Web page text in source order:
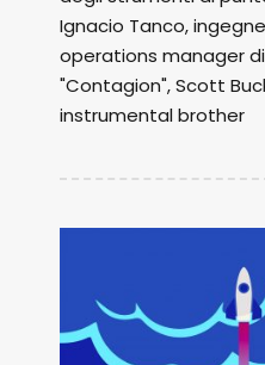
Ignacio Tanco,
operations manager di
"Contagion", Scott
instrumental brother